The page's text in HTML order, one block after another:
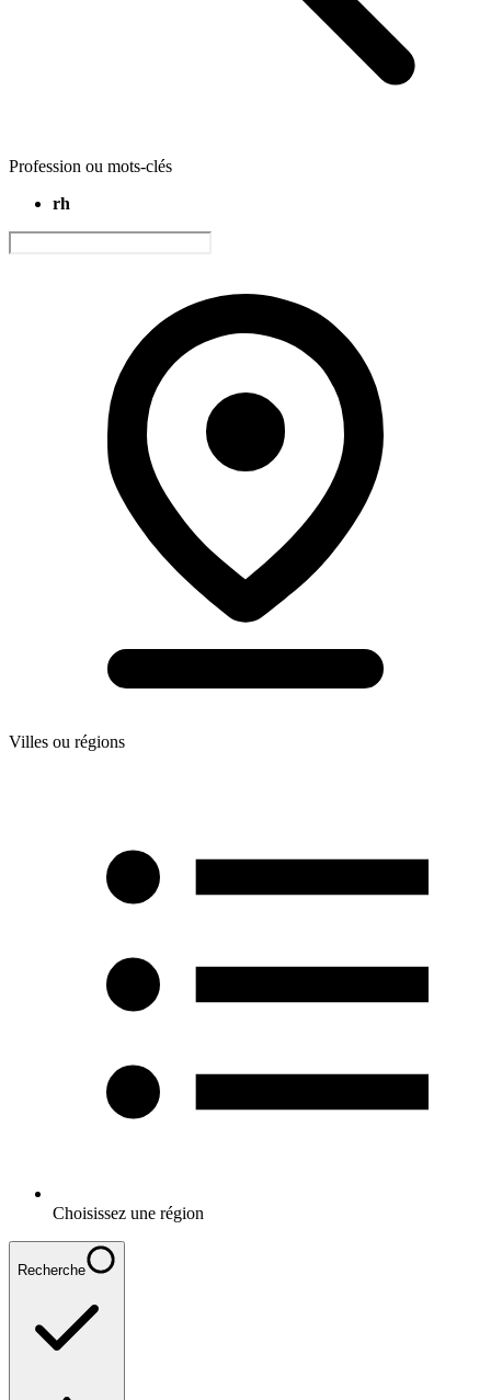
Profession ou mots-clés
rh
Villes ou régions
Choisissez une région
Recherche